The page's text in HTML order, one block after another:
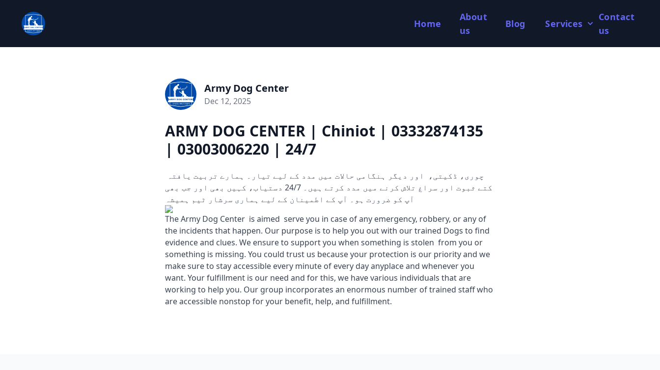
Home
About
us
Blog Services
Contact
us
Army Dog Center
Dec 12, 2025
ARMY DOG CENTER | Chiniot | 03332874135
| 03003006220 | 24/7
کتے ثبوت اور سراغ تلاش کرنے میں مدد کرتے ہیں۔ 24/7 دستیاب، کہیں بھی اور جب بھی
آپ کو ضرورت ہو۔ آپ کے اطمینان کے لیے ہماری سرشار ٹیم ہمیشہ
The Army Dog Center is aimed serve you in case of any emergency, robbery, or any of
the incidents that happen. Our purpose is to help you out with our trained Dogs to find
evidence and clues. We ensure to support you when something is stolen from you or
something is missing. You could trust us because your protection is our priority and we
make sure to stay accessible every minute of every day anyplace and whenever you
want. Your fulfillment is our need and for this, we have various individuals that are
working to help you. Our group incorporates an enormous number of trained staff who
are accessible nonstop for your benefit, help, and fulfillment.